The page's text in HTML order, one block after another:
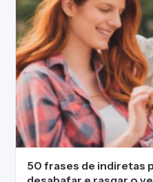
50 frases de indiretas